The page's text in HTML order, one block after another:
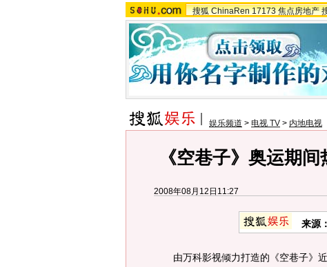
搜狐 ChinaRen 17173 焦点房地产
娱乐频道 > 电视 TV > 内地电视
《空巷子》奥运期
2008年08月12日11:27
来源
由万科影视倾力打造的《空巷子》近